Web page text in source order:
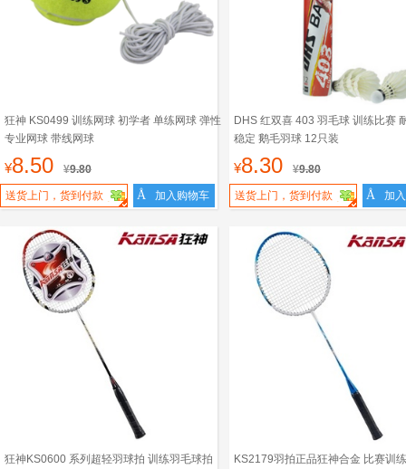
狂神 KS0499 训练网球 初学者 单练网球 弹性
专业网球 带线网球
¥8.50 ¥9.80
送货上门，货到付款 Å 加入购物车
DHS 红双喜 403 羽毛球 训练比赛
稳定 鹅毛羽球 12只装
¥8.30 ¥9.80
送货上门，货到付款 Å 加
狂神KS0600 系列超轻羽球拍 训练羽毛球拍
KS2179羽拍正品狂神合金 比赛训